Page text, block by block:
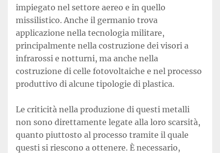
impiegato nel settore aereo e in quello
missilistico. Anche il germanio trova
applicazione nella tecnologia militare,
principalmente nella costruzione dei visori a
infrarossi e notturni, ma anche nella
costruzione di celle fotovoltaiche e nel processo
produttivo di alcune tipologie di plastica.
Le criticità nella produzione di questi metalli
non sono direttamente legate alla loro scarsità,
quanto piuttosto al processo tramite il quale
questi si riescono a ottenere. È necessario,